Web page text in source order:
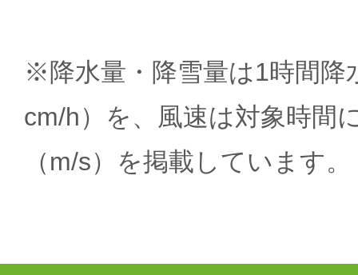
※降水量・降雪量は1時間降
cm/h）を、風速は対象時間
（m/s）を掲載しています。